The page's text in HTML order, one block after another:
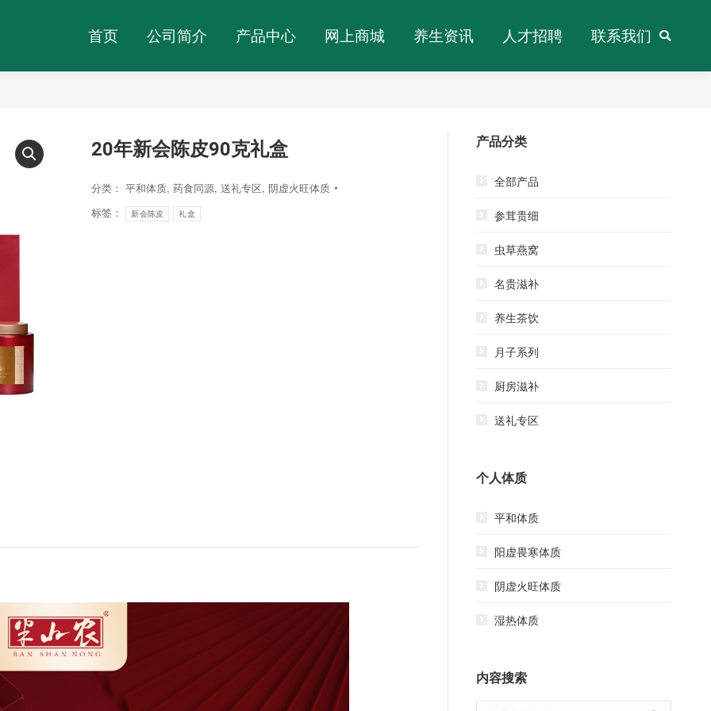
首页 公司简介 产品中心 网上商城 养生资讯 人才招聘 联系我们 搜
20年新会陈皮90克礼盒
分类：平和体质,药食同源,送礼专区, 阴虚火旺体质
标签：
新会陈皮 礼盒
产品分类
全部产品
参茸贵细
虫草燕窝
名贵滋补
养生茶饮
月子系列
厨房滋补
送礼专区
个人体质
平和体质
阳虚畏寒体质
阴虚火旺体质
湿热体质
内容搜索
首页 公司简介 产品中心 网上商城 养生资讯 人才招聘 联系我们
搜
索：